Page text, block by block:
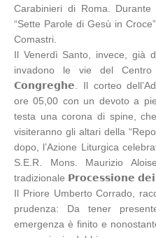
Carabinieri di Roma.
“Sette Parole di Gesù in
Comastri.
Il Venerdì Santo, invece, già
invadono le vie del
𝗖𝗼𝗻𝗴𝗿𝗲𝗴𝗵𝗲. Il corteo
ore 05,00 con un devoto a
testa una corona di spine,
visiteranno gli altari della
dopo, l’Azione Liturgica
S.E.R. Mons. Maurizio
tradizionale 𝗣𝗿𝗼𝗰𝗲𝘀𝘀𝗶𝗼𝗻𝗲 𝗱𝗲𝗶
Il Priore Umberto Corrado,
prudenza: Da tener
emergenza è finito e